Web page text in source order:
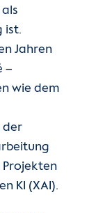
ist.
Jahren
–
wie dem
der
Projekten
KI (XAI).